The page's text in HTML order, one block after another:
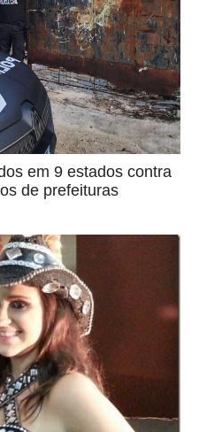
em 9 estados contra
de prefeituras